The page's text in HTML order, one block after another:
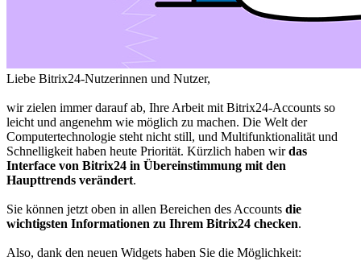
Liebe Bitrix24-Nutzerinnen und Nutzer,
wir zielen immer darauf ab, Ihre Arbeit mit Bitrix24-Accounts so
leicht und angenehm wie möglich zu machen. Die Welt der
Computertechnologie steht nicht still, und Multifunktionalität und
Schnelligkeit haben heute Priorität. Kürzlich haben wirdas
Interface von Bitrix24 in Übereinstimmung mit den
Haupttrends verändert.
Sie können jetzt oben in allen Bereichen des Accounts die
wichtigsten Informationen zu Ihrem Bitrix24 checken.
Also, dank den neuen Widgets haben Sie die Möglichkeit: